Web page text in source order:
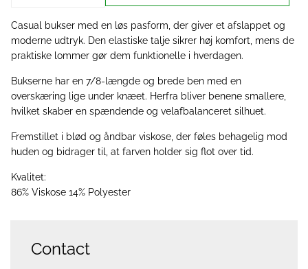
Casual bukser med en løs pasform, der giver et afslappet og
moderne udtryk. Den elastiske talje sikrer høj komfort, mens de
praktiske lommer gør dem funktionelle i hverdagen.
Bukserne har en 7/8-længde og brede ben med en
overskæring lige under knæet. Herfra bliver benene smallere,
hvilket skaber en spændende og velafbalanceret silhuet.
Fremstillet i blød og åndbar viskose, der føles behagelig mod
huden og bidrager til, at farven holder sig flot over tid.
Kvalitet:
86% Viskose 14% Polyester
Contact